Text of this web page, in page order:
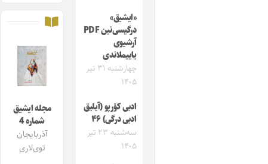
«ایشیق»
درگیسی‌نین PDF
آرشیوی
یاییملاندی
چهارشنبه ۳۱ تیر
۱۴۰۵
ادبی کؤرپو (آیلیق
ادبی درگی) ۴۶
سه‌شنبه ۲۳ تیر
۱۴۰۵
مجله ایشیق
شماره 4
آذربایجان
توی‌لاری